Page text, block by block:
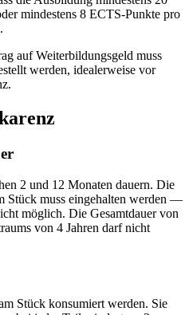
mindestens 8 ECTS-Punkte pro
auf Weiterbildungsgeld muss
werden, idealerweise vor
2 und 12 Monaten dauern. Die
Stück muss eingehalten werden —
möglich. Die Gesamtdauer von
von 4 Jahren darf nicht
Stück konsumiert werden. Sie